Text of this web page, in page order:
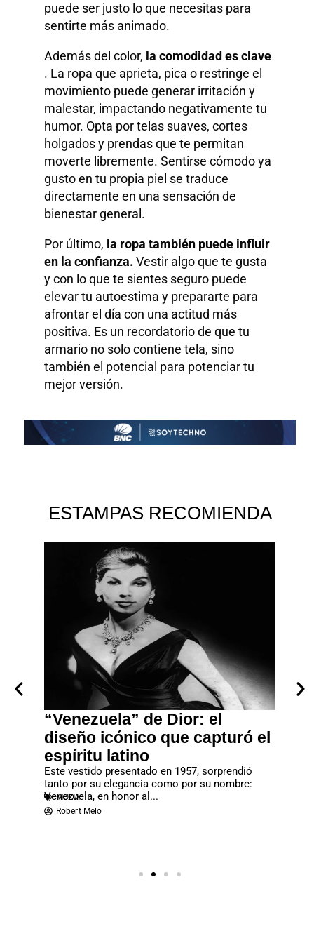
puede ser justo lo que necesitas para
sentirte más animado.
Además del color, la comodidad es clave
. La ropa que aprieta, pica o restringe el
movimiento puede generar irritación y
malestar, impactando negativamente tu
humor. Opta por telas suaves, cortes
holgados y prendas que te permitan
moverte libremente. Sentirse cómodo ya
gusto en tu propia piel se traduce
directamente en una sensación de
bienestar general.
Por último, la ropa también puede influir
en la confianza. Vestir algo que te gusta
y con lo que te sientes seguro puede
elevar tu autoestima y prepararte para
afrontar el día con una actitud más
positiva. Es un recordatorio de que tu
armario no solo contiene tela, sino
también el potencial para potenciar tu
mejor versión.
ESTAMPAS RECOMIENDA
“Venezuela” de Dior: el
diseño icónico que capturó el
espíritu latino
Este vestido presentado en 1957, sorprendió
tanto por su elegancia como por su nombre:
Venezuela, en honor al...
MODA
Robert Melo